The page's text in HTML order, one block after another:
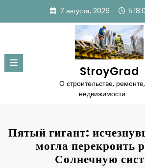
содержимому
7 августа, 2026
StroyGrad
О строительстве, ремонте,
недвижимости
Пятый гигант:
могла перекроить
Солнечную